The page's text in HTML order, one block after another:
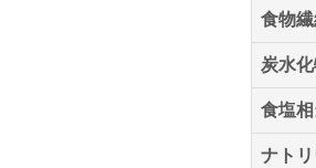
食物
炭水
食塩
ナト